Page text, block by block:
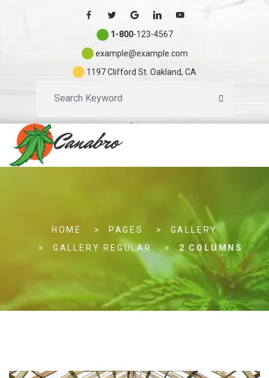
1-800-123-4567
example@example.com
1197 Clifford St. Oakland, CA
a
HOME PAGES
GALLERY
GALLERY REGULAR
2 COLUMNS